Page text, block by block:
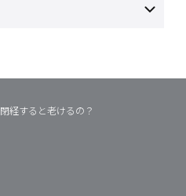
閉経すると老けるの？